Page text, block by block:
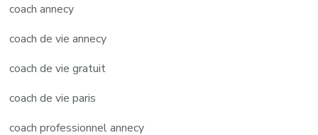
coach annecy
coach de vie annecy
coach de vie gratuit
coach de vie paris
coach professionnel annecy